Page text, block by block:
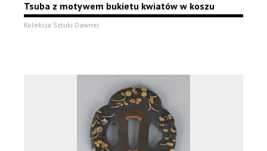
Tsuba z motywem bukietu kwiatów w koszu
Kolekcja Sztuki Dawnej